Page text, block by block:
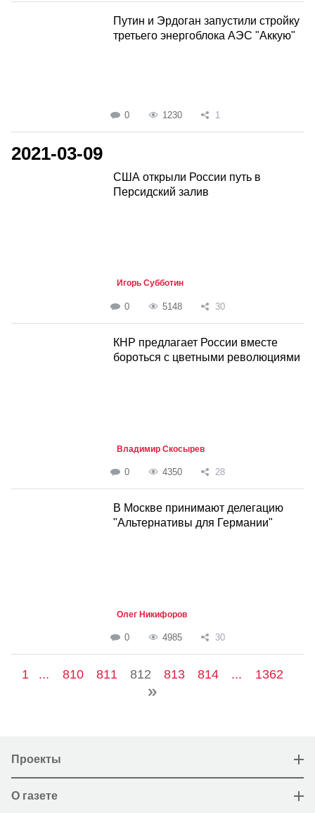
Путин и Эрдоган запустили стройку
третьего энергоблока АЭС "Аккую"
0 1230 1
2021-03-09
США открыли России путь в
Персидский залив
Игорь Субботин
0 5148 30
КНР предлагает России вместе
бороться с цветными революциями
Владимир Скосырев
0 4350 28
В Москве принимают делегацию
"Альтернативы для Германии"
Олег Никифоров
0 4985 30
1 ... 810 811 812 813 814 ... 1362
Проекты
О газете